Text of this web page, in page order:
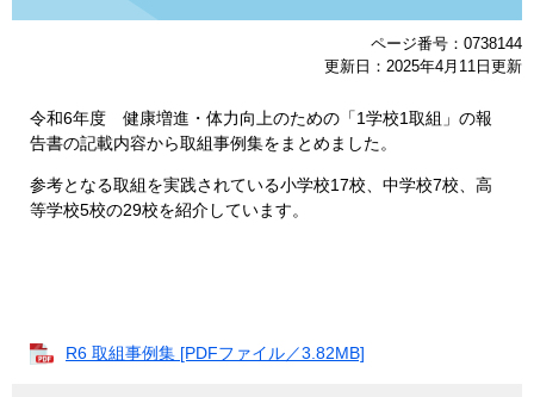
ページ番号：0738144
更新日：2025年4月11日更新
令和6年度 健康増進・体力向上のための「1学校1取組」の報
告書の記載内容から取組事例集をまとめました。
参考となる取組を実践されている小学校17校、中学校7校、高
等学校5校の29校を紹介しています。
R6 取組事例集 [PDFファイル／3.82MB]